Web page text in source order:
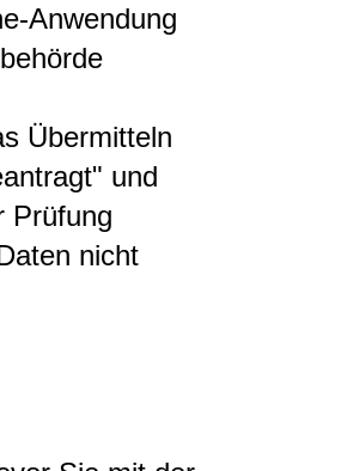
Anwendung
Übermitteln
und
Prüfung
nicht